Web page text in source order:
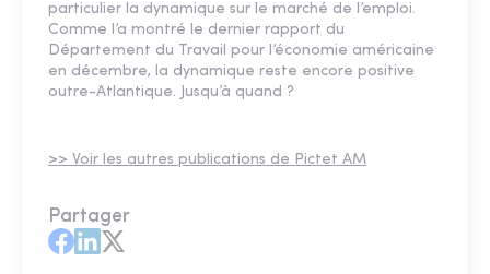
particulier la dynamique sur le marché de l’emploi.
Comme l’a montré le dernier rapport du
Département du Travail pour l’économie américaine
en décembre, la dynamique reste encore positive
outre-Atlantique. Jusqu’à quand ?
>> Voir les autres publications de Pictet AM
Partager